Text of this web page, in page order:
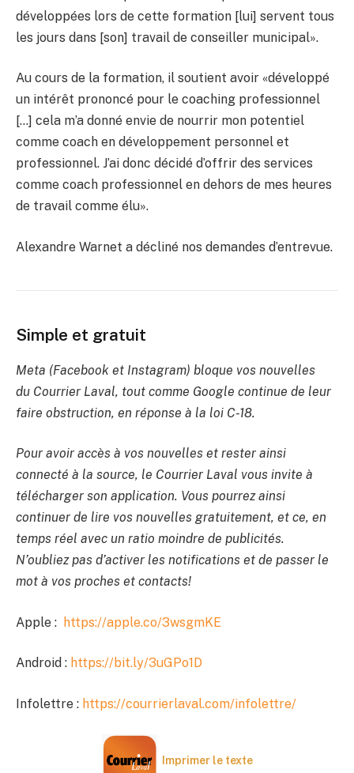
développées lors de cette formation [lui] servent tous
les jours dans [son] travail de conseiller municipal».
Au cours de la formation, il soutient avoir «développé
un intérêt prononcé pour le coaching professionnel
[…] cela m’a donné envie de nourrir mon potentiel
comme coach en développement personnel et
professionnel. J’ai donc décidé d’offrir des services
comme coach professionnel en dehors de mes heures
de travail comme élu».
Alexandre Warnet a décliné nos demandes d’entrevue.
Simple et gratuit
Meta (Facebook et Instagram) bloque vos nouvelles
du Courrier Laval, tout comme Google continue de leur
faire obstruction, en réponse à la loi C-18.
Pour avoir accès à vos nouvelles et rester ainsi
connecté à la source, le Courrier Laval vous invite à
télécharger son application. Vous pourrez ainsi
continuer de lire vos nouvelles gratuitement, et ce, en
temps réel avec un ratio moindre de publicités.
N’oubliez pas d’activer les notifications et de passer le
mot à vos proches et contacts!
Apple : https://apple.co/3wsgmKE
Android : https://bit.ly/3uGPo1D
Infolettre : https://courrierlaval.com/infolettre/
Imprimer le texte